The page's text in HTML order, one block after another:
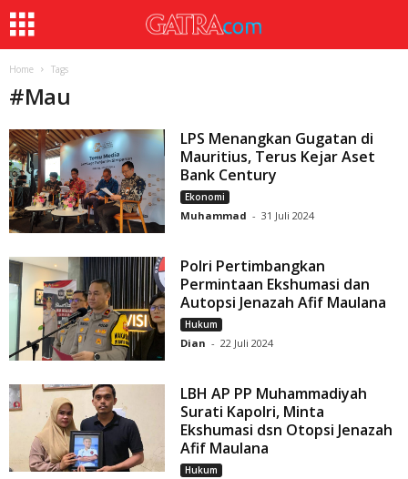
Home Tags
#Mau
LPS Menangkan Gugatan di
Mauritius, Terus Kejar Aset
Bank Century
Ekonomi
Muhammad - 31 Juli 2024
Polri Pertimbangkan
Permintaan Ekshumasi dan
Autopsi Jenazah Afif Maulana
Hukum
Dian - 22 Juli 2024
LBH AP PP Muhammadiyah
Surati Kapolri, Minta
Ekshumasi dsn Otopsi Jenazah
Afif Maulana
Hukum